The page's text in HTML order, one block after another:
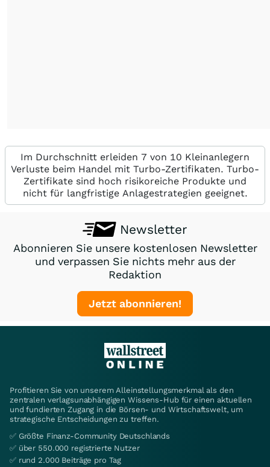
Im Durchschnitt erleiden 7 von 10 Kleinanlegern
Verluste beim Handel mit Turbo-Zertifikaten. Turbo-
Zertifikate sind hoch risikoreiche Produkte und
nicht für langfristige Anlagestrategien geeignet.
Newsletter
Abonnieren Sie unsere kostenlosen Newsletter
und verpassen Sie nichts mehr aus der
Redaktion
Jetzt abonnieren!
Profitieren Sie von unserem Alleinstellungsmerkmal als den
zentralen verlagsunabhängigen Wissens-Hub für einen aktuellen
und fundierten Zugang in die Börsen- und Wirtschaftswelt, um
strategische Entscheidungen zu treffen.
✅ Größte Finanz-Community Deutschlands
✅ über 550.000 registrierte Nutzer
✅ rund 2.000 Beiträge pro Tag